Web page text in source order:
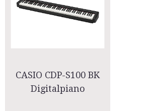
CASIO CDP-S100 BK
Digitalpiano